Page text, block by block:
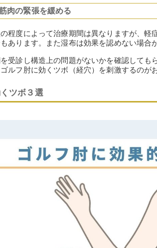
肉の緊張を緩める
程度によって治療期間は異なりますが、軽
あります。また湿布は効果を認めない場合
受診し構造上の問題がないかを確認しても
ルフ肘に効くツボ（経穴）を刺激するのが
ツボ３選